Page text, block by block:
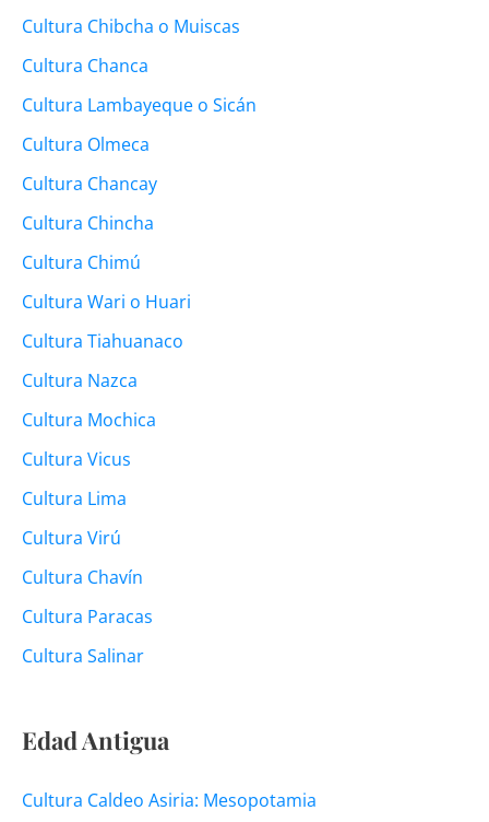
Cultura Chibcha o Muiscas
Cultura Chanca
Cultura Lambayeque o Sicán
Cultura Olmeca
Cultura Chancay
Cultura Chincha
Cultura Chimú
Cultura Wari o Huari
Cultura Tiahuanaco
Cultura Nazca
Cultura Mochica
Cultura Vicus
Cultura Lima
Cultura Virú
Cultura Chavín
Cultura Paracas
Cultura Salinar
Edad Antigua
Cultura Caldeo Asiria: Mesopotamia